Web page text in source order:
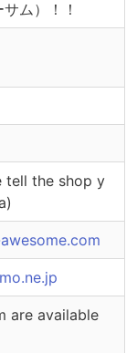
ム）！！
tell the shop y
are available